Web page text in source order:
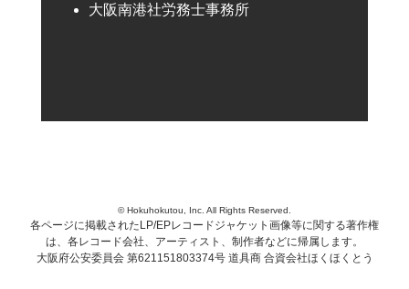
大阪南港社労務士事務所
© Hokuhokutou, Inc. All Rights Reserved.
各ページに掲載されたLP/EPレコードジャケット画像等に関する著作権
は、各レコード会社、アーティスト、制作者などに帰属します。
大阪府公安委員会 第621151803374号 道具商 合資会社ほくほくとう